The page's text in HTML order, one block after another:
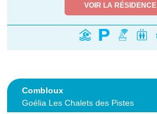
VOIR LA RÉSIDENCE
Combloux
Goélia Les Chalets des Pistes